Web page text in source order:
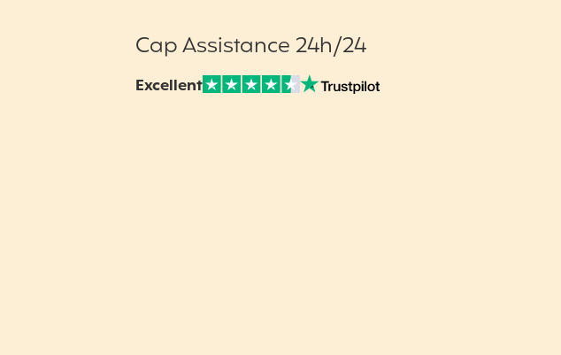
Cap Assistance 24h/24
Note sur Avis vérifiés :
Excellent